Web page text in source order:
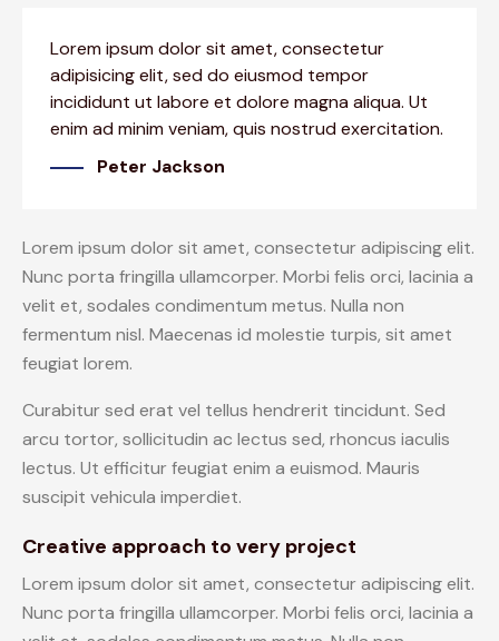
Lorem ipsum dolor sit amet, consectetur
adipisicing elit, sed do eiusmod tempor
incididunt ut labore et dolore magna aliqua. Ut
enim ad minim veniam, quis nostrud exercitation.
Peter Jackson
Lorem ipsum dolor sit amet, consectetur adipiscing elit.
Nunc porta fringilla ullamcorper. Morbi felis orci, lacinia a
velit et, sodales condimentum metus. Nulla non
fermentum nisl. Maecenas id molestie turpis, sit amet
feugiat lorem.
Curabitur sed erat vel tellus hendrerit tincidunt. Sed
arcu tortor, sollicitudin ac lectus sed, rhoncus iaculis
lectus. Ut efficitur feugiat enim a euismod. Mauris
suscipit vehicula imperdiet.
Creative approach to very project
Lorem ipsum dolor sit amet, consectetur adipiscing elit.
Nunc porta fringilla ullamcorper. Morbi felis orci, lacinia a